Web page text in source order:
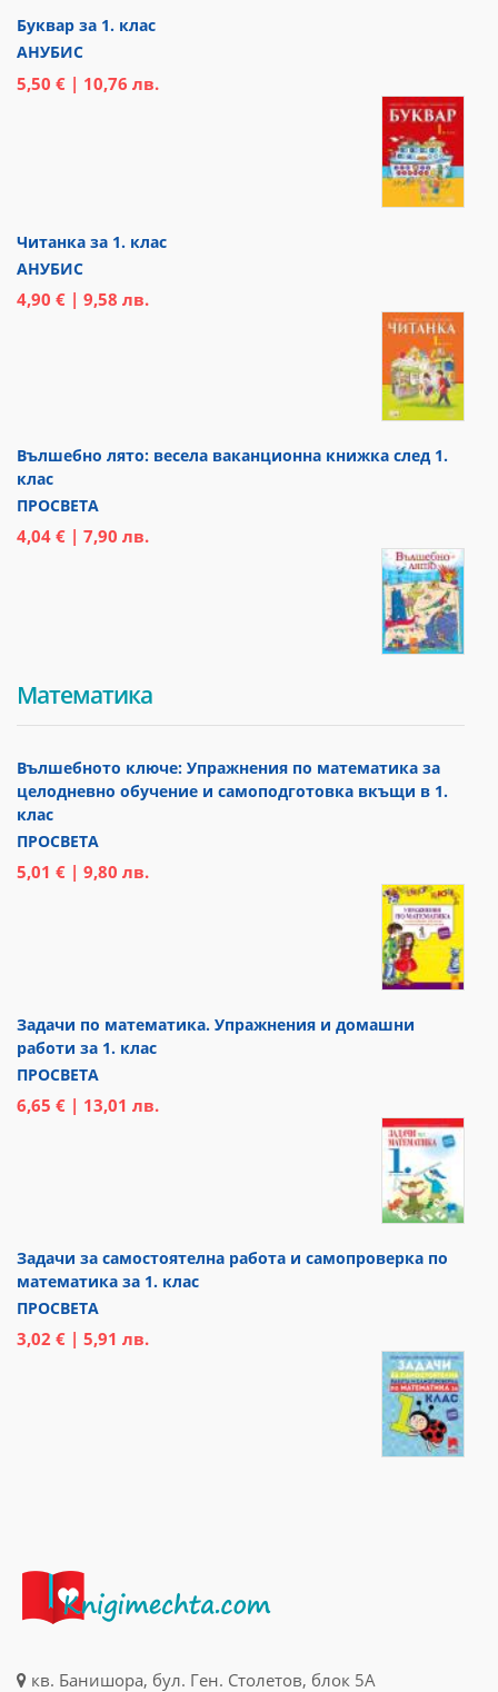
Буквар за 1. клас
АНУБИС
5,50 € | 10,76 лв.
Читанка за 1. клас
АНУБИС
4,90 € | 9,58 лв.
Вълшебно лято: весела ваканционна книжка след 1.
клас
ПРОСВЕТА
4,04 € | 7,90 лв.
Математика
Вълшебното ключе: Упражнения по математика за
целодневно обучение и самоподготовка вкъщи в 1.
клас
ПРОСВЕТА
5,01 € | 9,80 лв.
Задачи по математика. Упражнения и домашни
работи за 1. клас
ПРОСВЕТА
6,65 € | 13,01 лв.
Задачи за самостоятелна работа и самопроверка по
математика за 1. клас
ПРОСВЕТА
3,02 € | 5,91 лв.
кв. Банишора, бул. Ген. Столетов, блок 5А